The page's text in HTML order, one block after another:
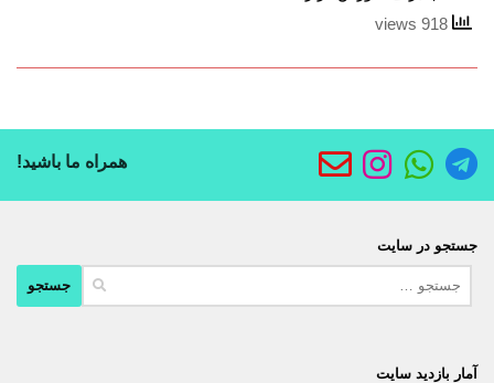
همراه ما باشید!
جستجو در سایت
آمار بازدید سایت